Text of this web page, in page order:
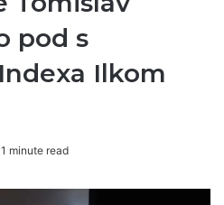
pod s
Ilkom
1 minute read